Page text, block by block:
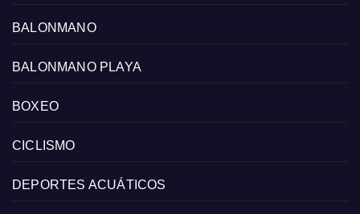
BALONMANO
BALONMANO PLAYA
BOXEO
CICLISMO
DEPORTES ACUÁTICOS